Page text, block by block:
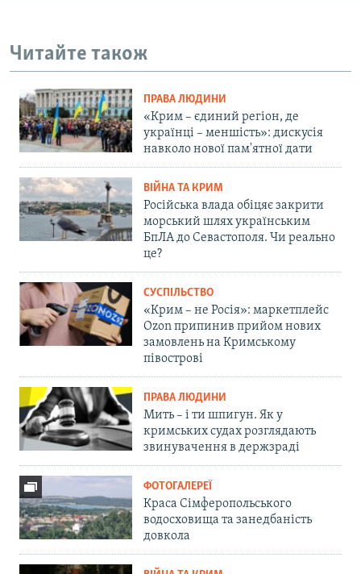
Читайте також
ПРАВА ЛЮДИНИ
«Крим – єдиний регіон, де
українці – меншість»: дискусія
навколо нової пам'ятної дати
ВІЙНА ТА КРИМ
Російська влада обіцяє закрити
морський шлях українським
БпЛА до Севастополя. Чи реально
це?
СУСПІЛЬСТВО
«Крим – не Росія»: маркетплейс
Ozon припинив прийом нових
замовлень на Кримському
півострові
ПРАВА ЛЮДИНИ
Мить – і ти шпигун. Як у
кримських судах розглядають
звинувачення в держзраді
ФОТОГАЛЕРЕЇ
Краса Сімферопольського
водосховища та занедбаність
довкола